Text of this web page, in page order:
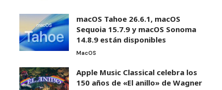
macOS Tahoe 26.6.1, macOS
Sequoia 15.7.9 y macOS Sonoma
14.8.9 están disponibles
MacOS
Apple Music Classical celebra los
150 años de «El anillo» de Wagner